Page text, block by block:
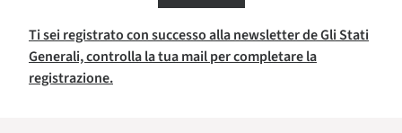
Ti sei registrato con successo alla newsletter de Gli Stati
Generali, controlla la tua mail per completare la
registrazione.